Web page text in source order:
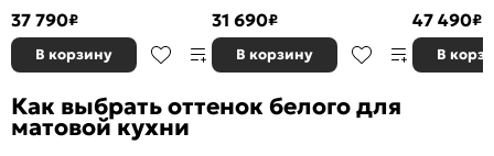
37 790₽
В корзину
31 690₽
В корзину
47 490₽
В
Как выбрать оттенок белого для
матовой кухни